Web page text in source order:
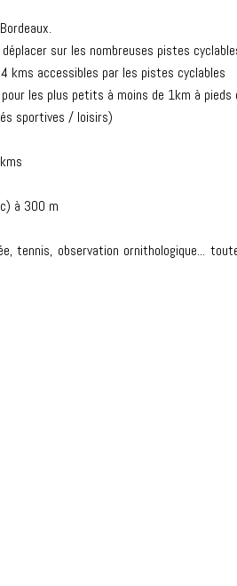
sur les nombreuses pistes
kms accessibles par les pistes cyclables
les plus petits à moins de 1km à pieds
sportives / loisirs)
à 300 m
tennis, observation ornithologique...